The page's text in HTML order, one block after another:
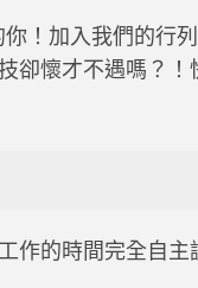
！加入我們的行
卻懷才不遇嗎？
作的時間完全自主